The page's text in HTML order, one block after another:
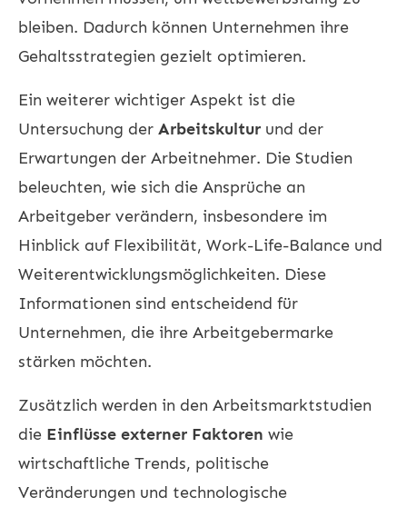
bleiben. Dadurch können Unternehmen ihre
Gehaltsstrategien gezielt optimieren.
Ein weiterer wichtiger Aspekt ist die
Untersuchung der Arbeitskultur und der
Erwartungen der Arbeitnehmer. Die Studien
beleuchten, wie sich die Ansprüche an
Arbeitgeber verändern, insbesondere im
Hinblick auf Flexibilität, Work-Life-Balance und
Weiterentwicklungsmöglichkeiten. Diese
Informationen sind entscheidend für
Unternehmen, die ihre Arbeitgebermarke
stärken möchten.
Zusätzlich werden in den Arbeitsmarktstudien
die Einflüsse externer Faktoren wie
wirtschaftliche Trends, politische
Veränderungen und technologische